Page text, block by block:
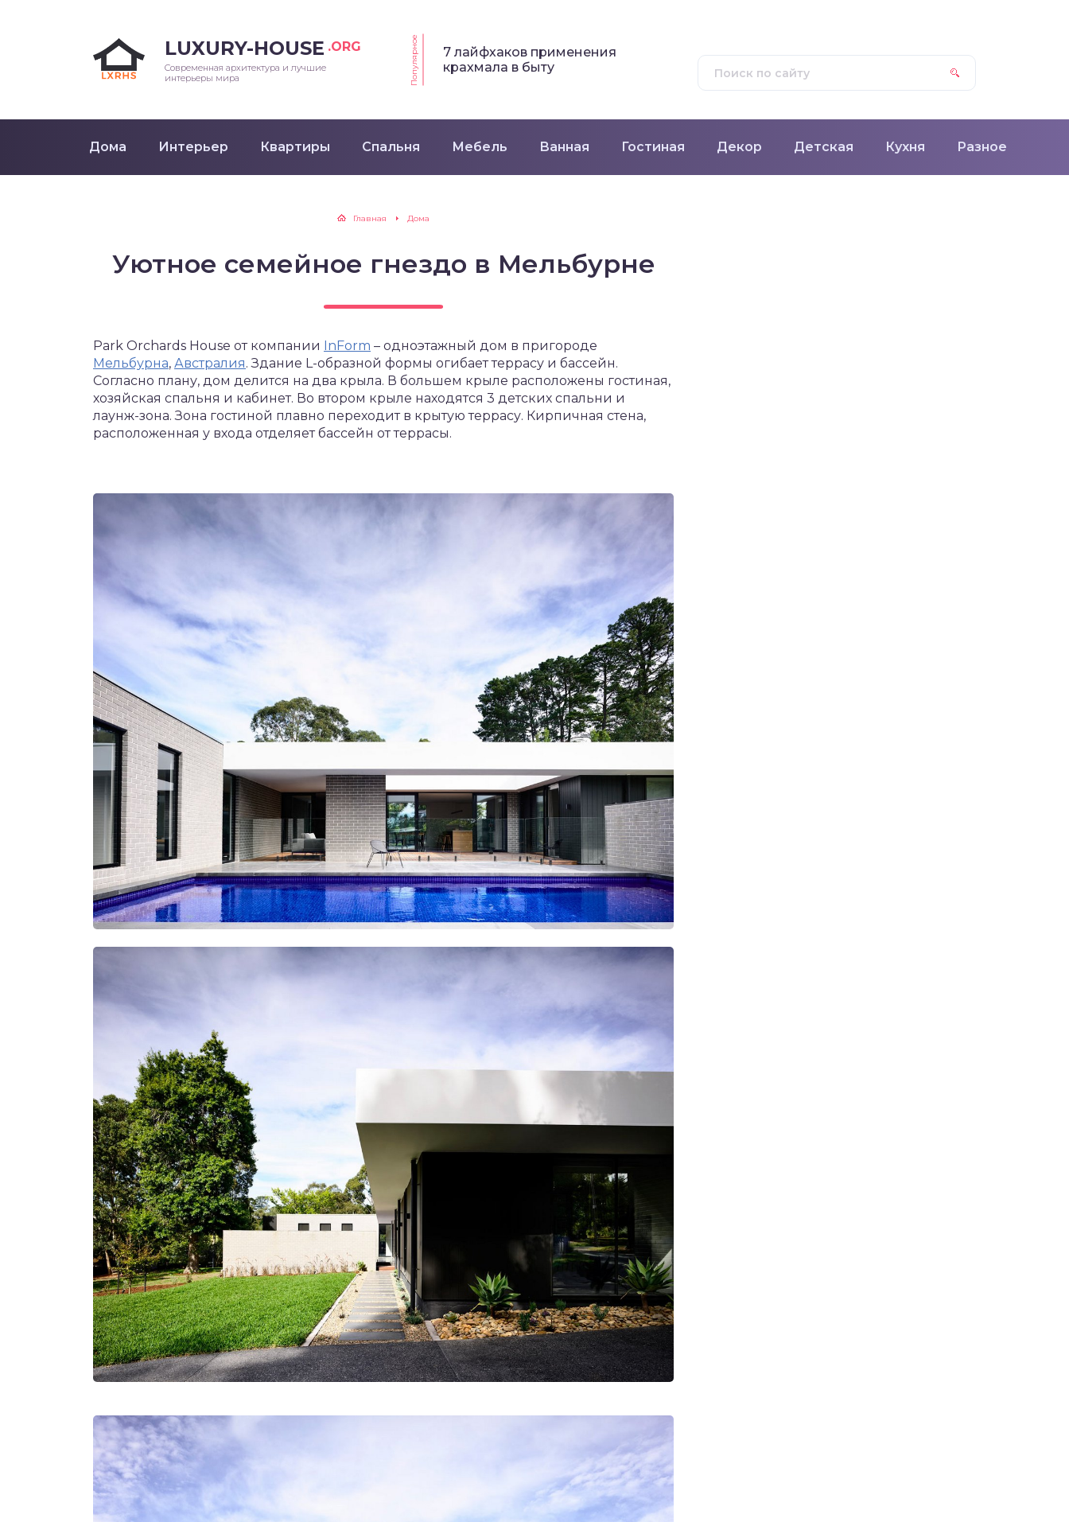
LUXURY-HOUSE .ORG
Современная архитектура и лучшие
интерьеры мира
Популярное
7 лайфхаков применения
крахмала в быту
Дома Интерьер Квартиры Спальня Мебель Ванная Гостиная Декор Детская Кухня Разное
Главная Дома
Уютное семейное гнездо в Мельбурне
Park Orchards House от компании InForm – одноэтажный дом в пригороде
Мельбурна, Австралия. Здание L-образной формы огибает террасу и бассейн.
Согласно плану, дом делится на два крыла. В большем крыле расположены гостиная,
хозяйская спальня и кабинет. Во втором крыле находятся 3 детских спальни и
лаунж-зона. Зона гостиной плавно переходит в крытую террасу. Кирпичная стена,
расположенная у входа отделяет бассейн от террасы.